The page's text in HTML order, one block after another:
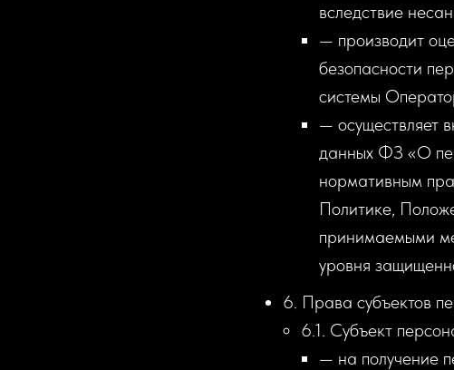
вследствие
— производит
безопасности
системы
— осуществляет
данных ФЗ «О
нормативным
Политике,
принимаемыми
уровня
6. Права субъектов
6.1. Субъект
— на получение